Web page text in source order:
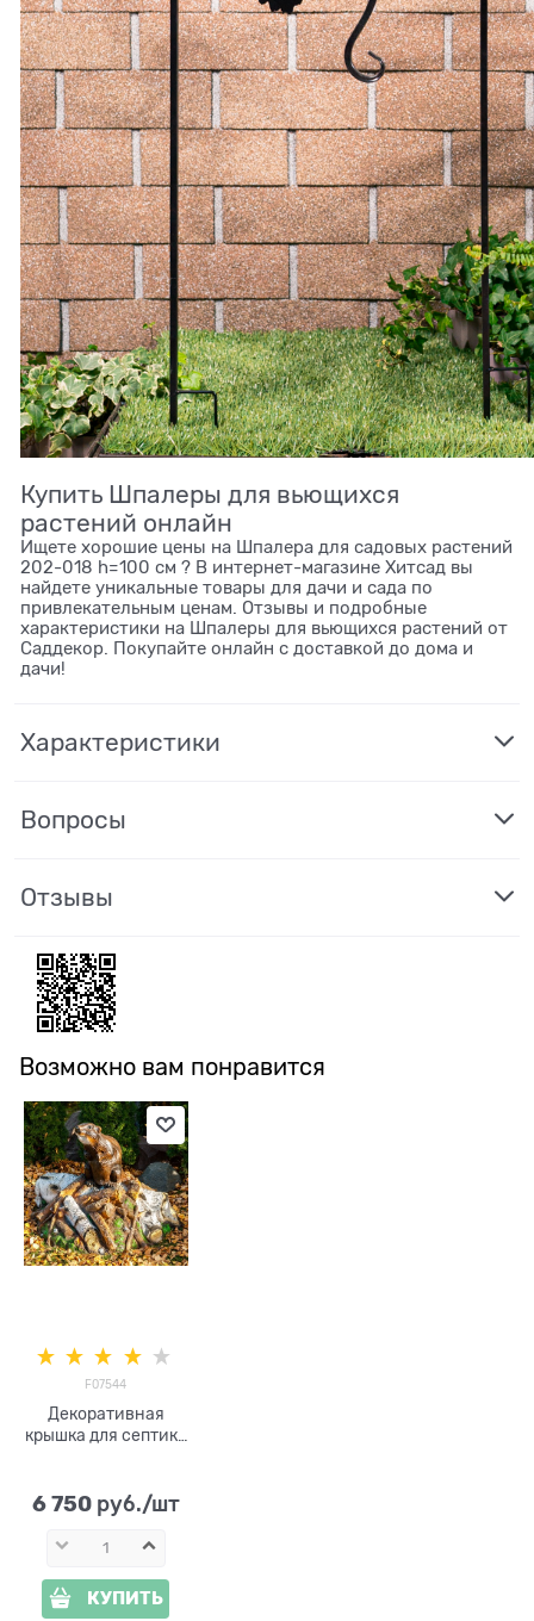
Купить Шпалеры для вьющихся
растений онлайн
Ищете хорошие цены на Шпалера для садовых растений
202-018 h=100 см ? В интернет-магазине Хитсад вы
найдете уникальные товары для дачи и сада по
привлекательным ценам. Отзывы и подробные
характеристики на Шпалеры для вьющихся растений от
Саддекор. Покупайте онлайн с доставкой до дома и
дачи!
Характеристики
Вопросы
Отзывы
Возможно вам понравится
F07544
Декоративная
крышка для септика
стеклопластик,
ширина 75 см
6 750 руб./шт
КУПИТЬ